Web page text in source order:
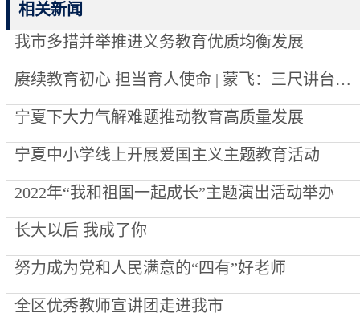
相关新闻
我市多措并举推进义务教育优质均衡发展
赓续教育初心 担当育人使命 | 蒙飞：三尺讲台映初心 一支粉笔写春秋
宁夏下大力气解难题推动教育高质量发展
宁夏中小学线上开展爱国主义主题教育活动
2022年“我和祖国一起成长”主题演出活动举办
长大以后 我成了你
努力成为党和人民满意的“四有”好老师
全区优秀教师宣讲团走进我市